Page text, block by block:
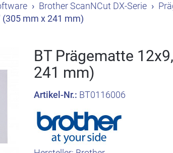
Brother ScanNCut DX-Serie
mm x 241 mm)
BT Prägematte
241 mm)
Artikel-Nr.: BT0116006